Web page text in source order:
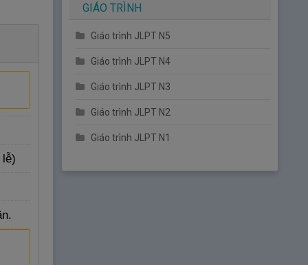
lễ)
GIÁO TRÌNH
Giáo trình JLPT N5
Giáo trình JLPT N4
Giáo trình JLPT N3
Giáo trình JLPT N2
Giáo trình JLPT N1